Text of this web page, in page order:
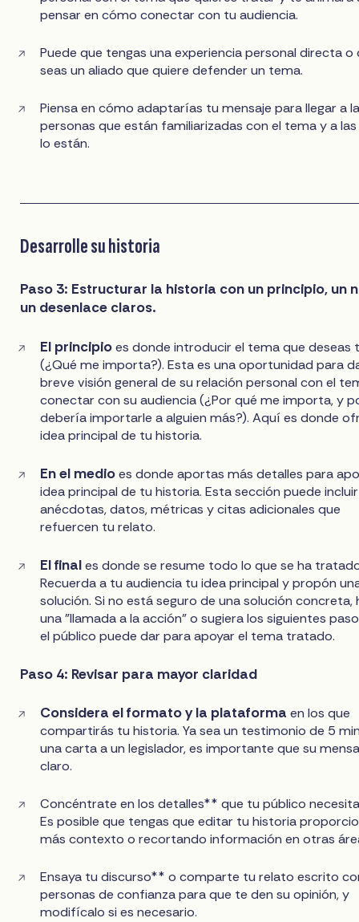
pensar en cómo conectar con tu audiencia.
Puede que tengas una experiencia personal directa o
seas un aliado que quiere defender un tema.
Piensa en cómo adaptarías tu mensaje para llegar a
personas que están familiarizadas con el tema y a
lo están.
Desarrolle su historia
Paso 3: Estructurar la historia con un principio, un
un desenlace claros.
El principioes donde introducir el tema que deseas
(¿Qué me importa?). Esta es una oportunidad para
breve visión general de su relación personal con el
conectar con su audiencia (¿Por qué me importa, y
debería importarle a alguien más?). Aquí es donde
idea principal de tu historia.
En el medioes donde aportas más detalles para
idea principal de tu historia. Esta sección puede incluir
anécdotas, datos, métricas y citas adicionales que
refuercen tu relato.
El finales donde se resume todo lo que se ha
Recuerda a tu audiencia tu idea principal y propón
solución. Si no está seguro de una solución concreta,
una "llamada a la acción" o sugiera los siguientes
el público puede dar para apoyar el tema tratado.
Paso 4: Revisar para mayor claridad
Considera el formato y la plataforma en los que
compartirás tu historia. Ya sea un testimonio de 5
una carta a un legislador, es importante que su
claro.
Concéntrate en los detalles** que tu público
Es posible que tengas que editar tu historia
más contexto o recortando información en otras
Ensaya tu discurso** o comparte tu relato escrito
personas de confianza para que te den su opinión, y
modifícalo si es necesario.